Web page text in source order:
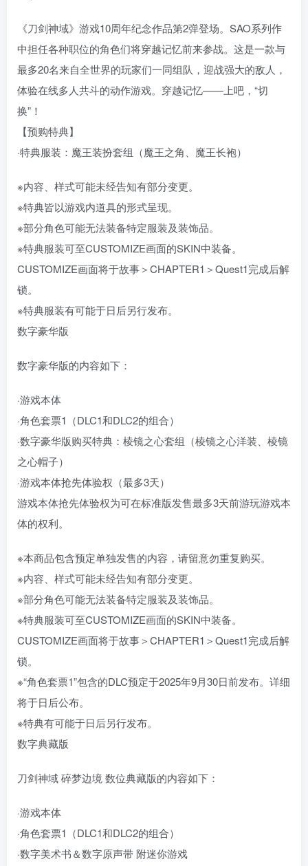
《刀剑神域》游戏10周年纪念作品第2弹登场。SAO系列作
中担任各种职位的角色们将穿越记忆前来参战。这是一款与
最多20名来自全世界的玩家们一同组队，迎战强大的敌人，
体验在线多人共斗的动作游戏。穿越记忆——上吧，“切
换”！
【预购特典】
·特典服装：魔王装扮套组（魔王之角、魔王长袍）
※内容、样式可能未经告知有部分变更。
※特典皆以游戏内道具的形式呈现。
※部分角色可能无法装备特定服装及装饰品。
※特典服装可至CUSTOMIZE画面的SKIN中装备。
CUSTOMIZE画面将于故事＞CHAPTER1＞Quest1完成后解
锁。
※特典服装有可能于日后另行发布。
数字豪华版
数字豪华版的内容如下：
·游戏本体
·角色套票1（DLC1和DLC2的组合）
·数字豪华版购买特典：棱镜之心套组（棱镜之心洋装、棱镜
之心帽子）
·游戏本体抢先体验权（最多3天）
游戏本体抢先体验权为可在标准版发售最多3天前游玩游戏本
体的权利。
※本商品包含预定单独发售的内容，请留意勿重复购买。
※内容、样式可能未经告知有部分变更。
※部分角色可能无法装备特定服装及装饰品。
※特典服装可至CUSTOMIZE画面的SKIN中装备。
CUSTOMIZE画面将于故事＞CHAPTER1＞Quest1完成后解
锁。
※“角色套票1”包含的DLC预定于2025年9月30日前发布。详细
将于日后公布。
※特典有可能于日后另行发布。
数字典藏版
刀剑神域 碎梦边境 数位典藏版的内容如下：
·游戏本体
·角色套票1（DLC1和DLC2的组合）
·数字美术书＆数字原声带 附迷你游戏